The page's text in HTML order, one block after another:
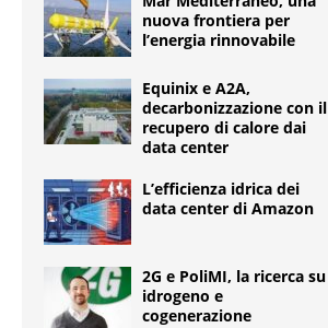
nuova frontiera per
l’energia rinnovabile
Equinix e A2A,
decarbonizzazione con il
recupero di calore dai
data center
L’efficienza idrica dei
data center di Amazon
2G e PoliMI, la ricerca su
idrogeno e
cogenerazione